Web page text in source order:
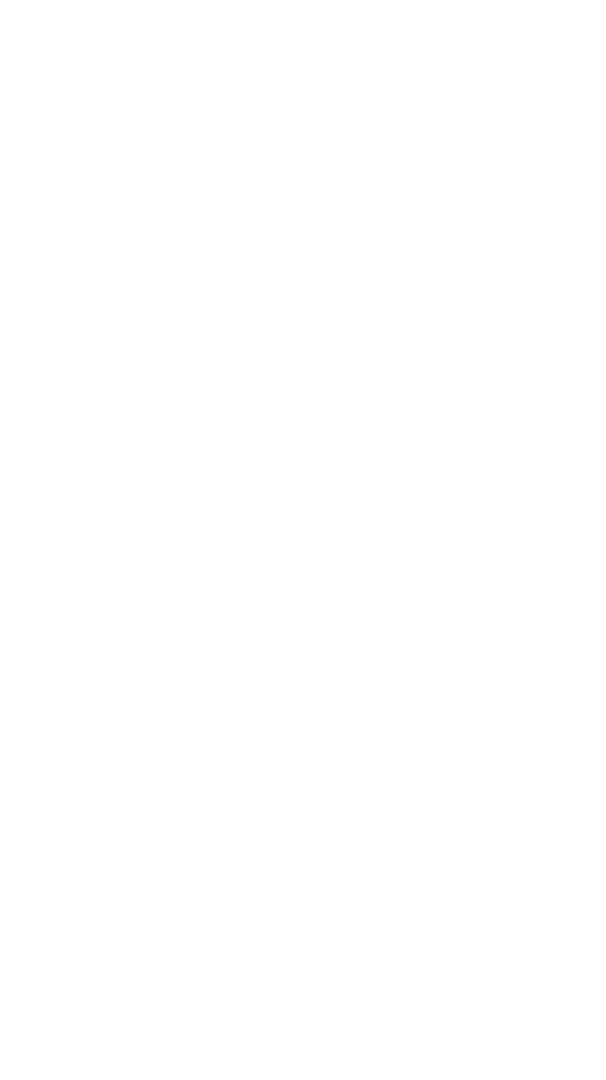
V zahradě bazén, bar u bazénu, lehátka a slunečníky zdarma, balibeds za
plážové boty.
a slunečníky za poplatek.
pohyb v areálu hotelu, upravený vstup do bazénu (křeslo).